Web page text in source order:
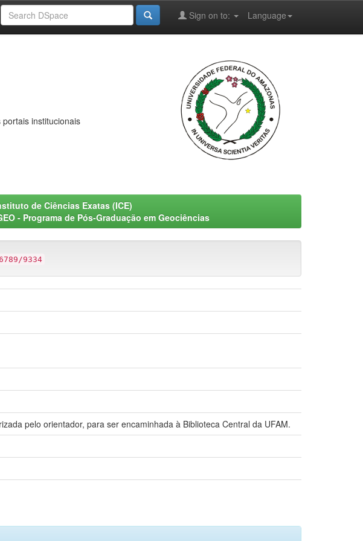
Language
Sign on to:
institucionais
de Ciências Exatas (ICE)
- Programa de Pós-Graduação em Geociências
9334
pelo orientador, para ser encaminhada à Biblioteca Central da UFAM.